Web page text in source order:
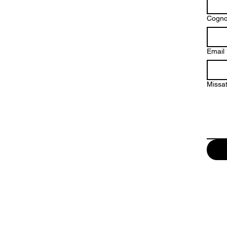
Email